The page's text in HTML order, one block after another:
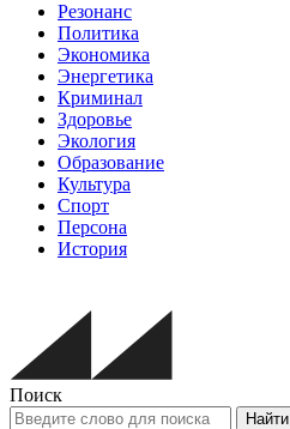
Резонанс
Политика
Экономика
Энергетика
Криминал
Здоровье
Экология
Образование
Культура
Спорт
Персона
История
Поиск
Найти